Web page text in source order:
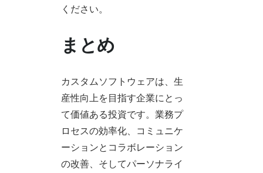
ください。
まとめ
カスタムソフトウェアは、生
産性向上を目指す企業にとっ
て価値ある投資です。業務プ
ロセスの効率化、コミュニケ
ーションとコラボレーション
の改善、そしてパーソナライ